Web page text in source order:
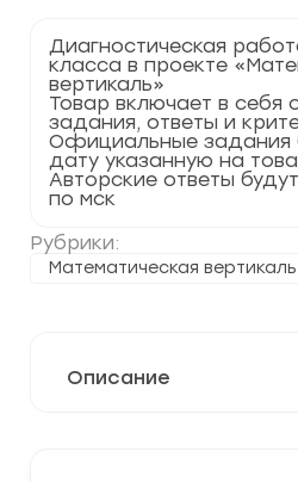
Диагностическая
класса в проекте
вертикаль»
Товар включает в
задания, ответы и
Официальные задания
дату указанную на
Авторские ответы
по мск
Рубрики:
Математическая вертикаль
для
7
класса
проекта
«Математическая
вертикаль»
2023-
24
гг.
Описание